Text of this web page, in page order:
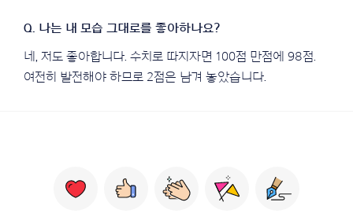
네, 저도 좋아합니다. 수치로 따지자면 100점 만점에 98점.
여전히 발전해야 하므로 2점은 남겨 놓았습니다.